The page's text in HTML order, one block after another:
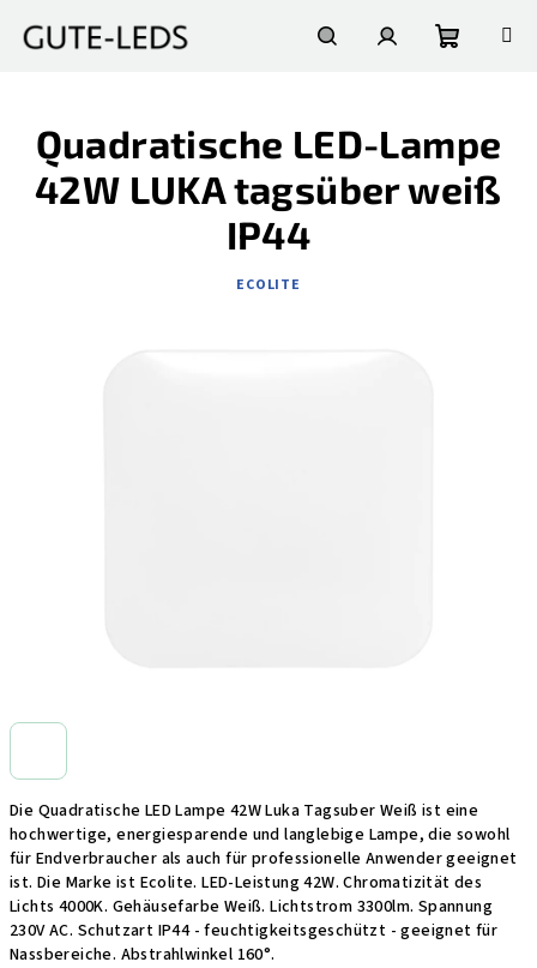
Inhalt
Die Quadratische LED Lampe 42W Luka Tagsuber Weiß ist eine
hochwertige, energiesparende und langlebige Lampe, die sowohl
für Endverbraucher als auch für professionelle Anwender geeignet
ist. Die Marke ist Ecolite. LED-Leistung 42W. Chromatizität des
Lichts 4000K. Gehäusefarbe Weiß. Lichtstrom 3300lm. Spannung
230V AC. Schutzart IP44 - feuchtigkeitsgeschützt - geeignet für
Nassbereiche. Abstrahlwinkel 160°.
Quadratische LED-Lampe
42W LUKA tagsüber weiß
IP44
ECOLITE